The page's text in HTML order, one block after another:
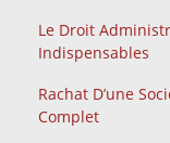
Le Droit
Indispensables
Rachat D’une
Complet